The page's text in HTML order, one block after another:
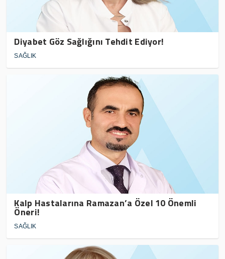
Diyabet Göz Sağlığını Tehdit Ediyor!
SAĞLIK
Kalp Hastalarına Ramazan’a Özel 10 Önemli
Öneri!
SAĞLIK